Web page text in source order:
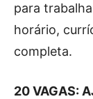
para
horário,
completa.
20 VAGAS: